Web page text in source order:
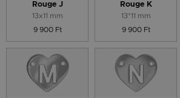
Rouge J
13x11 mm
9 900 Ft
Rouge K
13*11 mm
9 900 Ft